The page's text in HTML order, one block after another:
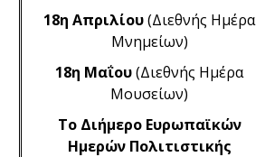
18η Απριλίου(Διεθνής Ημέρα
Μνημείων)
18η Μαΐου(Διεθνής Ημέρα
Μουσείων)
Το Διήμερο Ευρωπαϊκών
Ημερών Πολιτιστικής